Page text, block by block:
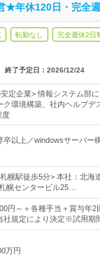
★年休120日・完全
転勤なし 完全週休2日
終了予定日： 2026/12/24
定企業> 情報システム部
ク環境構築、社内ヘルプ
度
卒以上／windowsサーバー
幌駅徒歩5分> 本社：北海
幌センタービル25…
円～＋各種手当＋賞与年
社規定により決定※試用期
万円